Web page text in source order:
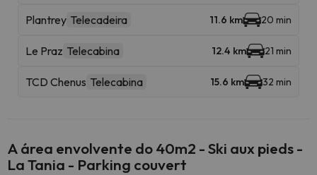
Plantrey Telecadeira 11.6 km 20 min
Le Praz Telecabina 12.4 km 21 min
TCD Chenus Telecabina 15.6 km 32 min
A área envolvente do 40m2 - Ski aux pieds -
La Tania - Parking couvert